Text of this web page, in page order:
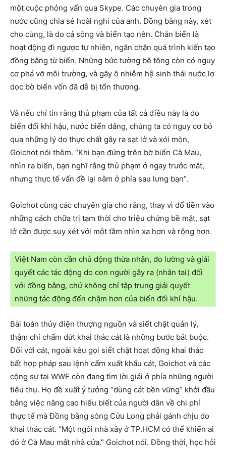
một cuộc phỏng vấn qua Skype. Các chuyên gia trong
nước cũng chia sẻ hoài nghi của anh. Đồng bằng này, xét
cho cùng, là do cả sông và biển tạo nên. Chắn biển là
hoạt động đi ngược tự nhiên, ngăn chặn quá trình kiến tạo
đồng bằng từ biển. Những bức tường bê tông còn có nguy
cơ phá vỡ môi trường, và gây ô nhiễm hệ sinh thái nước lợ
dọc bờ biển vốn đã dễ bị tổn thương.
Và nếu chỉ tin rằng thủ phạm của tất cả điều này là do
biến đổi khí hậu, nước biển dâng, chúng ta có nguy cơ bỏ
qua những lý do thực chất gây ra sạt lở và xói mòn,
Goichot nói thêm. “Khi bạn đứng trên bờ biển Cà Mau,
nhìn ra biển, bạn nghĩ rằng thủ phạm ở ngay trước mắt,
nhưng thực tế vấn đề lại nằm ở phía sau lưng bạn”.
Goichot cùng các chuyên gia cho rằng, thay vì đổ tiền vào
những cách chữa trị tạm thời cho triệu chứng bề mặt, sạt
lở cần được suy xét với một tầm nhìn xa hơn và rộng hơn.
Việt Nam còn cần chủ động thừa nhận, đo lường và giải
quyết các tác động do con người gây ra (nhân tai) đối
với đồng bằng, chứ không chỉ tập trung giải quyết
những tác động đến chậm hơn của biến đổi khí hậu.
Bài toán thủy điện thượng nguồn và siết chặt quản lý,
thậm chí chấm dứt khai thác cát là những bước bắt buộc.
Đối với cát, ngoài kêu gọi siết chặt hoạt động khai thác
bất hợp pháp sau lệnh cấm xuất khẩu cát, Goichot và các
cộng sự tại WWF còn đang tìm lời giải ở phía những người
tiêu thụ. Họ đề xuất ý tưởng “dùng cát bền vững” khởi đầu
bằng việc nâng cao hiểu biết của người dân về chi phí
thực tế mà Đồng bằng sông Cửu Long phải gánh chịu do
khai thác cát. “Một ngôi nhà xây ở TP.HCM có thể khiến ai
đó ở Cà Mau mất nhà cửa.” Goichot nói. Đồng thời, học hỏi